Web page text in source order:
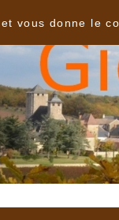
vous donne le